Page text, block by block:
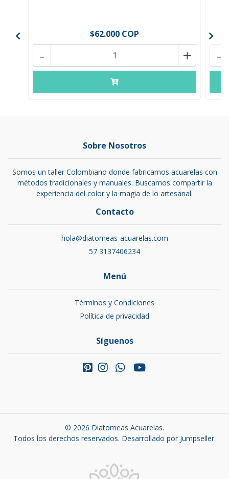
$62.000 COP
+
- -
Sobre Nosotros
Somos un taller Colombiano donde fabricamos acuarelas con
métodos tradicionales y manuales. Buscamos compartir la
experiencia del color y la magia de lo artesanal.
Contacto
hola@diatomeas-acuarelas.com
57 3137406234
Menú
Términos y Condiciones
Política de privacidad
Síguenos
© 2026 Diatomeas Acuarelas.
Todos los derechos reservados. Desarrollado por Jumpseller.